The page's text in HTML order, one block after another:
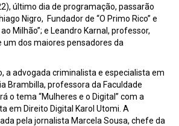
último dia de programação, passarão
Nigro, Fundador de “O Primo Rico” e
Milhão”; e Leandro Karnal, professor,
um dos maiores pensadores da
a advogada criminalista e especialista em
Brambilla, professora da Faculdade
o tema “Mulheres e o Digital” com a
em Direito Digital Karol Utomi. A
pela jornalista Marcela Sousa, chefe da